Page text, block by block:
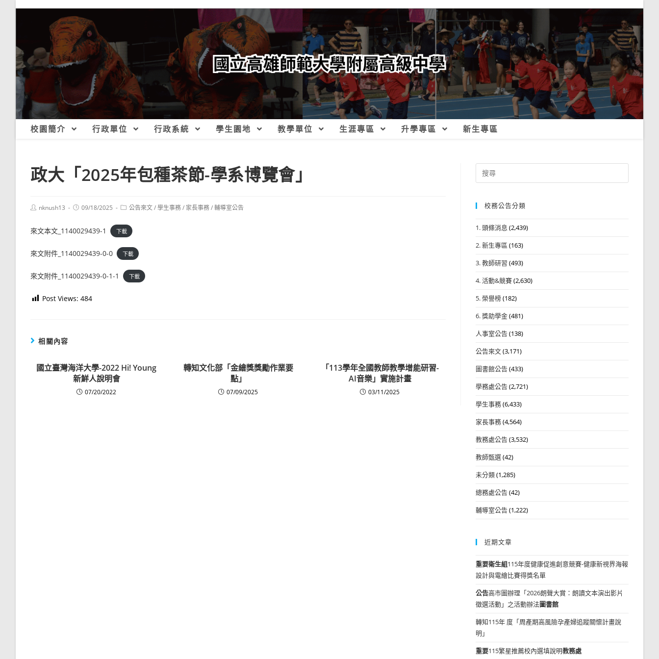
校園簡介 行政單位 行政系統 學生園地 教學單位 生涯專區 升學專區 新生專區
政大「2025年包種茶節-學系博覽會」
Postnknush13
Post09/18/2025
Post公告來文/學生事務/ 家長事務/輔導室公告
來文本文_1140029439-1 下載
來文附件_1140029439-0-0 下載
來文附件_1140029439-0-1-1 下載
Post Views: 484
相關內容
國立臺灣海洋大學-2022 Hi! Young
新鮮人說明會
07/20/2022
轉知文化部「金繪獎獎勵作業要
點」
07/09/2025
「113學年全國教師教學增能研習-
AI音樂」實施計畫
03/11/2025
Search
for:
校務公告分類
1. 頭條消息 (2,439)
2. 新生專區 (163)
3. 教師研習 (493)
4. 活動&競賽(2,630)
5. 榮譽榜(182)
6. 獎助學金(481)
人事室公告(138)
公告來文(3,171)
圖書館公告(433)
學務處公告(2,721)
學生事務(6,433)
家長事務(4,564)
教務處公告(3,532)
教師甄選(42)
未分類(1,285)
總務處公告(42)
輔導室公告(1,222)
近期文章
重要衛生組115年度健康促進創意競賽-健康新視界海報
設計與電繪比賽得獎名單
公告高市圖辦理「2026朗聲大賞：朗讀文本演出影片
徵選活動」之活動辦法圖書館
轉知115年 度「周產期高風險孕產婦追蹤關懷計畫說
明」
重要115繁星推薦校內選填說明教務處